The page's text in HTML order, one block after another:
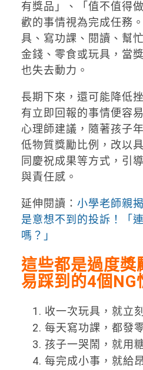
有獎品」、「值不值得
歡的事情視為完成任務
具、寫功課、閱讀、幫
金錢、零食或玩具，當
也失去動力。
長期下來，還可能降低
有立即回報的事情便容
心理師建議，隨著孩子
低物質獎勵比例，改以
同慶祝成果等方式，引
與責任感。
延伸閱讀： 小學老師親
是意想不到的投訴！「
嗎？」
這些都是過度獎
易踩到的4個NG
收一次玩具，就立
每天寫功課，都發
孩子一哭鬧，就用
每完成小事，就給